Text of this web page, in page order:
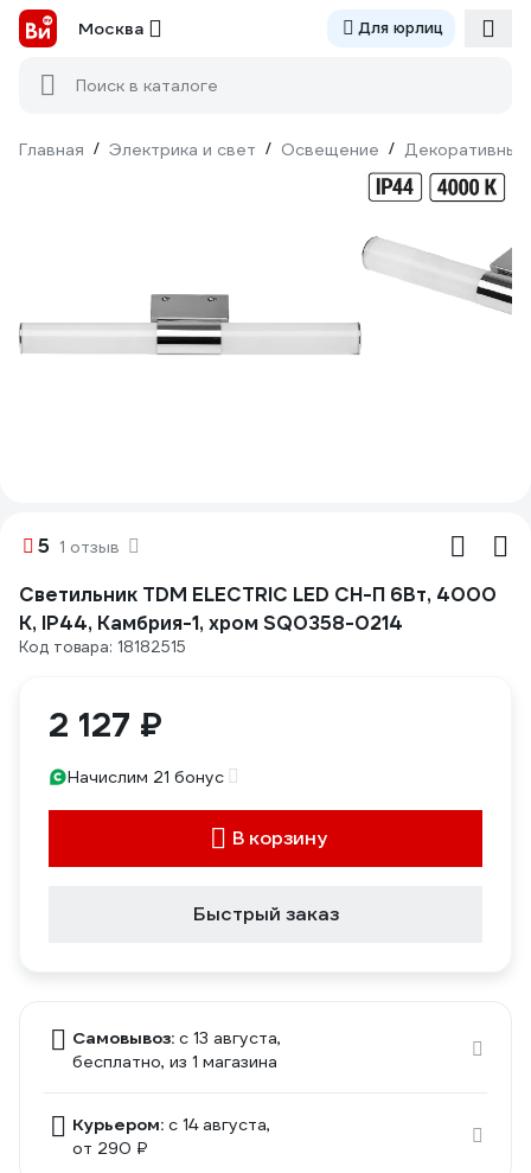
Москва Для юрлиц
Поиск в каталоге
Главная / Электрика и свет / Освещение / Декоративный
5 1 отзыв
Светильник TDM ELECTRIC LED CH-П 6Вт, 4000
К, IP44, Камбрия-1, хром SQ0358-0214
Код товара: 18182515
2 127 ₽
Начислим 21 бонус
В корзину
Быстрый заказ
Самовывоз: c 13 августа,
бесплатно, из 1 магазина
Курьером: c 14 августа,
от 290 ₽